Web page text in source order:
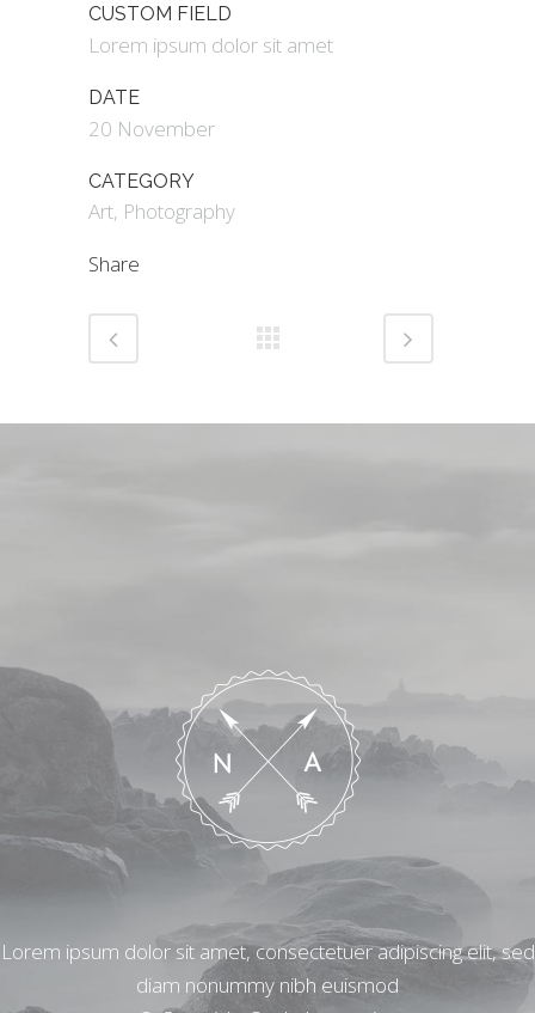
CUSTOM FIELD
Lorem ipsum dolor sit amet
DATE
20 November
CATEGORY
Art, Photography
Share
Lorem ipsum dolor sit amet, consectetuer adipiscing elit, sed
diam nonummy nibh euismod